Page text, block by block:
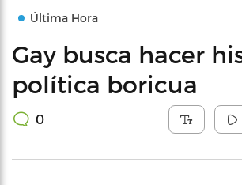
Última Hora
Gay busca hacer
política boricua
0